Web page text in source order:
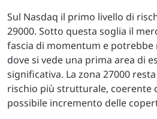
Sul Nasdaq il primo livello di
29000. Sotto questa soglia il
fascia di momentum e potrebbe
dove si vede una prima area di
significativa. La zona 27000
rischio più strutturale, coerente
possibile incremento delle